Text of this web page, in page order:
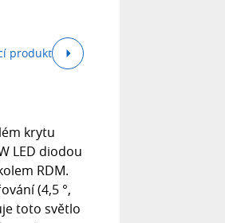
produkt
krytu
LED diodou
RDM.
(4,5 °,
toto světlo